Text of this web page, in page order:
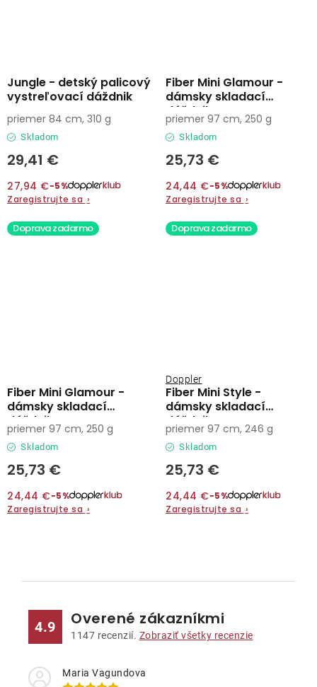
Jungle - detský palicový
vystreľovací dáždnik
Skladom
29,41 €
27,94 €−5%
Zaregistrujte sa ›
priemer 84 cm, 310 g
Fiber Mini Glamour -
dámsky skladací
dáždnik
Skladom
25,73 €
24,44 €−5%
Zaregistrujte sa ›
priemer 97 cm, 250 g
Doprava zadarmo
Fiber Mini Glamour -
dámsky skladací
dáždnik
Skladom
25,73 €
24,44 €−5%
Zaregistrujte sa ›
priemer 97 cm, 250 g
Doprava zadarmo
Fiber Mini Style -
dámsky skladací
dáždnik
Doppler
Skladom
25,73 €
24,44 €−5%
Zaregistrujte sa ›
priemer 97 cm, 246 g
4.9 Overené zákazníkmi
1147 recenzií. Zobraziť všetky recenzie
Maria Vagundova